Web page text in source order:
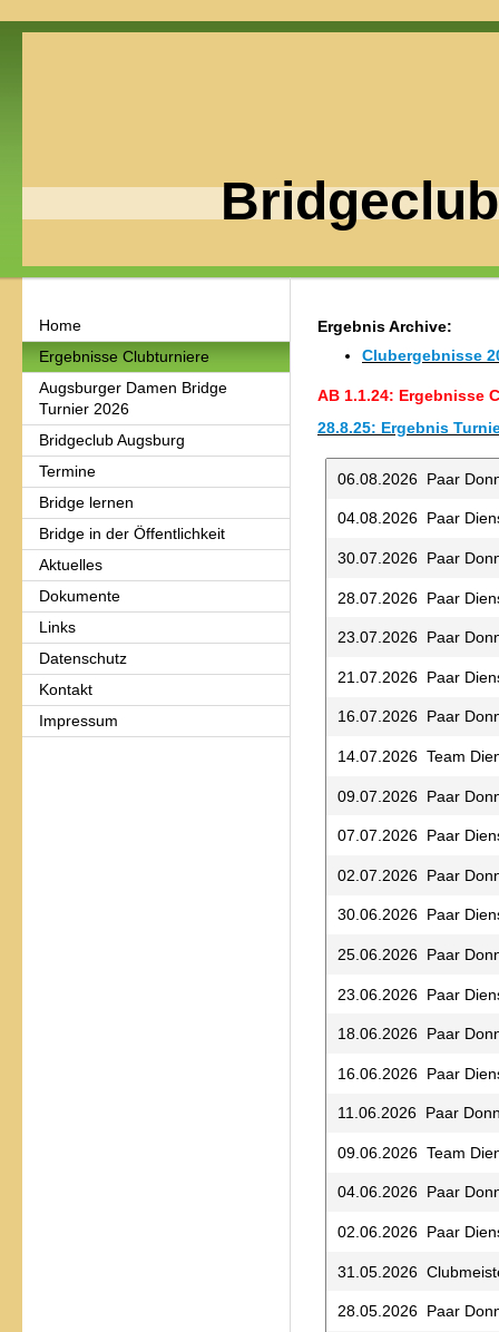
Home
Ergebnisse Clubturniere
Augsburger Damen Bridge
Turnier 2026
Bridgeclub Augsburg
Termine
Bridge lernen
Bridge in der Öffentlichkeit
Aktuelles
Dokumente
Links
Datenschutz
Kontakt
Impressum
Ergebnis Archive:
Clubergebnisse
AB 1.1.24: Ergebnisse
28.8.25: Ergebnis
06.08.2026 Paar
04.08.2026 Paar
30.07.2026 Paar
28.07.2026 Paar
23.07.2026 Paar
21.07.2026 Paar
16.07.2026 Paar
14.07.2026 Team
09.07.2026 Paar
07.07.2026 Paar
02.07.2026 Paar
30.06.2026 Paar
25.06.2026 Paar
23.06.2026 Paar
18.06.2026 Paar
16.06.2026 Paar
11.06.2026 Paar
09.06.2026 Team
04.06.2026 Paar
02.06.2026 Paar
31.05.2026
28.05.2026 Paar